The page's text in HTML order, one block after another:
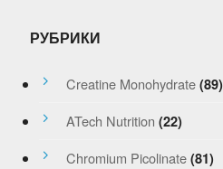
РУБРИКИ
Creatine Monohydrate (89)
ATech Nutrition (22)
Chromium Picolinate (81)